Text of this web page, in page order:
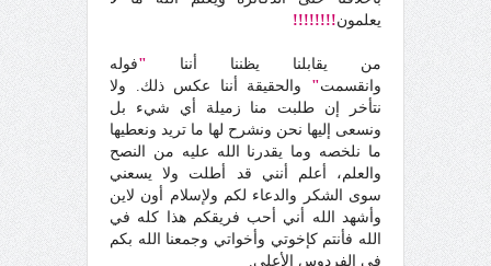
يعلمون!!!!!!!!
من يقابلنا يظننا أننا "فوله
وانقسمت" والحقيقة أننا عكس ذلك. ولا
نتأخر إن طلبت منا زميلة أي شيء بل
ونسعى إليها نحن ونشرح لها ما تريد ونعطيها
ما نلخصه وما يقدرنا الله عليه من النصح
والعلم، أعلم أنني قد أطلت ولا يسعني
سوى الشكر والدعاء لكم ولإسلام أون لاين
وأشهد الله أني أحب فريقكم هذا كله في
الله فأنتم كإخوتي وأخواتي وجمعنا الله بكم
في الفردوس الأعلى.